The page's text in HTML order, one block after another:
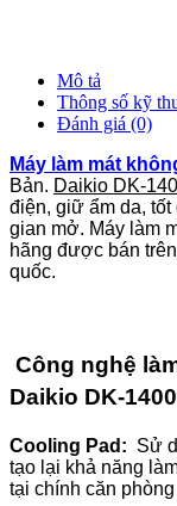
Mô tả
Thông số kỹ
Đánh giá (0)
Máy làm mát
Bản. Daikio DK-
điện, giữ ẩm da,
gian mở. Máy làm
hãng được bán
quốc.
Công nghệ
Daikio DK-
Cooling Pad: Sử
tạo lại khả năng
tại chính căn